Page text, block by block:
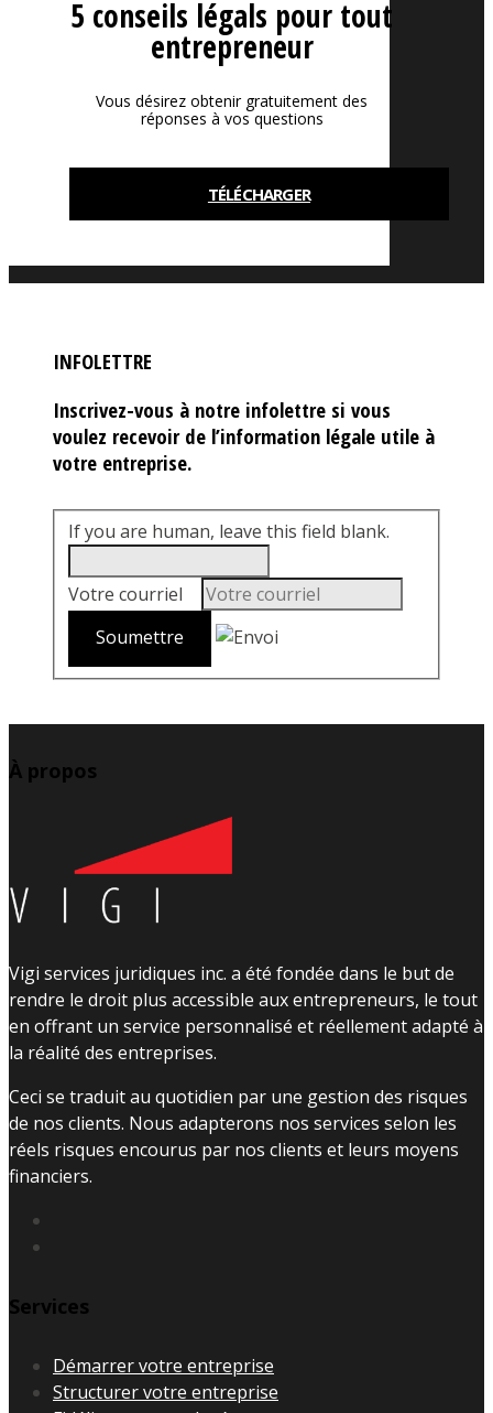
5 conseils légals pour tout
entrepreneur
Vous désirez obtenir gratuitement des
réponses à vos questions
TÉLÉCHARGER
INFOLETTRE
Inscrivez-vous à notre infolettre si vous
voulez recevoir de l’information légale utile à
votre entreprise.
If you are human, leave this field blank.
Votre courriel
À propos
Vigi services juridiques inc. a été fondée dans le but de
rendre le droit plus accessible aux entrepreneurs, le tout
en offrant un service personnalisé et réellement adapté à
la réalité des entreprises.
Ceci se traduit au quotidien par une gestion des risques
de nos clients. Nous adapterons nos services selon les
réels risques encourus par nos clients et leurs moyens
financiers.
Services
Démarrer votre entreprise
Structurer votre entreprise